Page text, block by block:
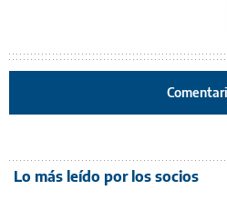
Lo más leído por los socios